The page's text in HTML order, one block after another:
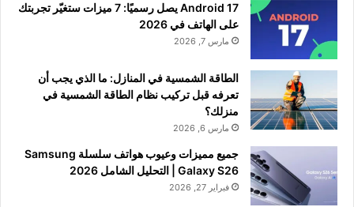
Android 17 يصل رسميًا: 7 ميزات ستغيّر تجربتك
على الهاتف في 2026
مارس 7, 2026
الطاقة الشمسية في المنازل: ما الذي يجب أن
تعرفه قبل تركيب نظام الطاقة الشمسية في
منزلك؟
مارس 6, 2026
جميع مميزات وعيوب هواتف سلسلة Samsung
Galaxy S26 | التحليل الشامل 2026
فبراير 27, 2026